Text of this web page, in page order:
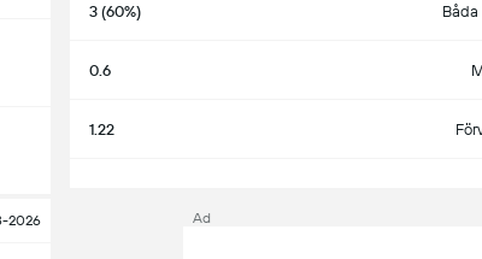
2026
3 (60%)
0.6
1.22
Ad